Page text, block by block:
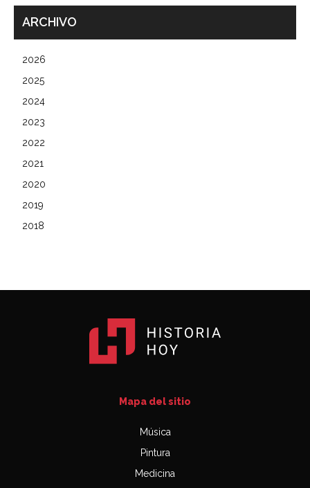
ARCHIVO
2026
2025
2024
2023
2022
2021
2020
2019
2018
Mapa del sitio
Música
Pintura
Medicina